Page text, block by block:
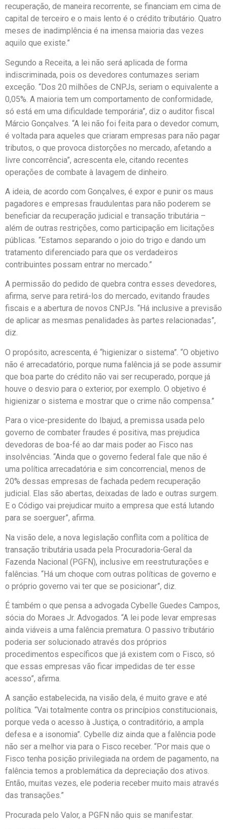
recuperação, de maneira recorrente, se financiam em cima de
capital de terceiro e o mais lento é o crédito tributário. Quatro
meses de inadimplência é na imensa maioria das vezes
aquilo que existe.”
Segundo a Receita, a lei não será aplicada de forma
indiscriminada, pois os devedores contumazes seriam
exceção. “Dos 20 milhões de CNPJs, seriam o equivalente a
0,05%. A maioria tem um comportamento de conformidade,
só está em uma dificuldade temporária”, diz o auditor fiscal
Márcio Gonçalves. “A lei não foi feita para o devedor comum,
é voltada para aqueles que criaram empresas para não pagar
tributos, o que provoca distorções no mercado, afetando a
livre concorrência”, acrescenta ele, citando recentes
operações de combate à lavagem de dinheiro.
A ideia, de acordo com Gonçalves, é expor e punir os maus
pagadores e empresas fraudulentas para não poderem se
beneficiar da recuperação judicial e transação tributária –
além de outras restrições, como participação em licitações
públicas. “Estamos separando o joio do trigo e dando um
tratamento diferenciado para que os verdadeiros
contribuintes possam entrar no mercado.”
A permissão do pedido de quebra contra esses devedores,
afirma, serve para retirá-los do mercado, evitando fraudes
fiscais e a abertura de novos CNPJs. “Há inclusive a previsão
de aplicar as mesmas penalidades às partes relacionadas”,
diz.
O propósito, acrescenta, é “higienizar o sistema”. “O objetivo
não é arrecadatório, porque numa falência já se pode assumir
que boa parte do crédito não vai ser recuperado, porque já
houve o desvio para o exterior, por exemplo. O objetivo é
higienizar o sistema e mostrar que o crime não compensa.”
Para o vice-presidente do Ibajud, a premissa usada pelo
governo de combater fraudes é positiva, mas prejudica
devedoras de boa-fé ao dar mais poder ao Fisco nas
insolvências. “Ainda que o governo federal fale que não é
uma política arrecadatória e sim concorrencial, menos de
20% dessas empresas de fachada pedem recuperação
judicial. Elas são abertas, deixadas de lado e outras surgem.
E o Código vai prejudicar muito a empresa que está lutando
para se soerguer”, afirma.
Na visão dele, a nova legislação conflita com a política de
transação tributária usada pela Procuradoria-Geral da
Fazenda Nacional (PGFN), inclusive em reestruturações e
falências. “Há um choque com outras políticas de governo e
o próprio governo vai ter que se posicionar”, diz.
É também o que pensa a advogada Cybelle Guedes Campos,
sócia do Moraes Jr. Advogados. “A lei pode levar empresas
ainda viáveis a uma falência prematura. O passivo tributário
poderia ser solucionado através dos próprios
procedimentos específicos que já existem com o Fisco, só
que essas empresas vão ficar impedidas de ter esse
acesso”, afirma.
A sanção estabelecida, na visão dela, é muito grave e até
política. “Vai totalmente contra os princípios constitucionais,
porque veda o acesso à Justiça, o contraditório, a ampla
defesa e a isonomia”. Cybelle diz ainda que a falência pode
não ser a melhor via para o Fisco receber. “Por mais que o
Fisco tenha posição privilegiada na ordem de pagamento, na
falência temos a problemática da depreciação dos ativos.
Então, muitas vezes, ele poderia receber muito mais através
das transações.”
Procurada pelo Valor, a PGFN não quis se manifestar.